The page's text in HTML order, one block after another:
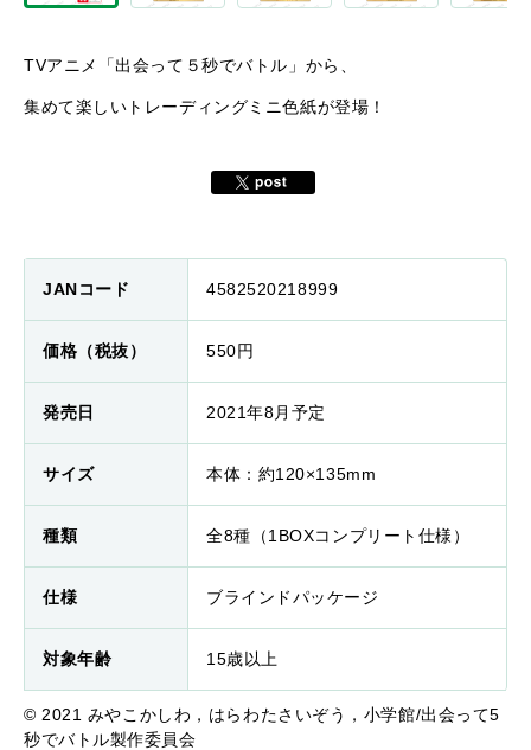
TVアニメ「出会って５秒でバトル」から、
集めて楽しいトレーディングミニ色紙が登場！
JANコード 4582520218999
価格（税抜） 550円
発売日 2021年8月予定
サイズ 本体：約120×135mm
種類 全8種（1BOXコンプリート仕様）
仕様 ブラインドパッケージ
対象年齢 15歳以上
© 2021 みやこかしわ，はらわたさいぞう，小学館/出会って5
秒でバトル製作委員会